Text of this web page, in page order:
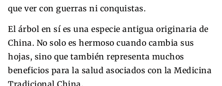
que ver con guerras ni conquistas.
El árbol en sí es una especie antigua originaria de
China. No solo es hermoso cuando cambia sus
hojas, sino que también representa muchos
beneficios para la salud asociados con la Medicina
Tradicional China.